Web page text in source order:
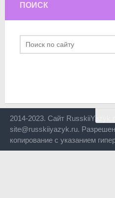
ПОИСК
2014-2023. Сайт
site@russkiiyazyk.ru.
копирование с указанием